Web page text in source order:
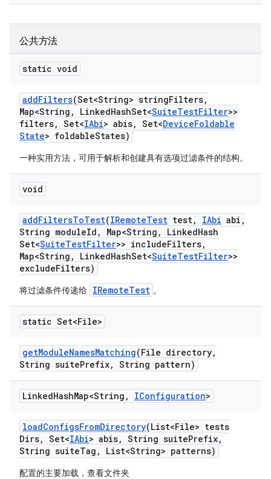
公共方法
static void
addFilters(Set<String> stringFilters,
Map<String , LinkedHashSet<SuiteTestFilter>>
filters, Set<IAbi> abis, Set<DeviceFoldable
State> foldableStates)
一种实用方法，可用于解析和创建具有选项过滤条件的结构。
void
addFiltersToTest(IRemoteTest test, IAbi abi ,
String moduleId , Map<String , LinkedHash
Set<SuiteTestFilter>> includeFilters,
Map<String , LinkedHashSet<SuiteTestFilter>>
excludeFilters)
将过滤条件传递给 IRemoteTest 。
static Set<File>
getModuleNamesMatching(File directory,
String suitePrefix, String pattern)
LinkedHashMap<String , IConfiguration>
loadConfigsFromDirectory(List<File> tests
Dirs, Set<IAbi> abis, String suitePrefix,
String suiteTag , List<String> patterns)
配置的主要加载，查看文件夹